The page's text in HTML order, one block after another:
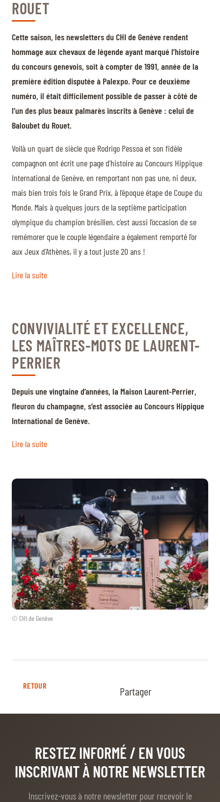
ROUET
Cette saison, les newsletters du CHI de Genève rendent
hommage aux chevaux de légende ayant marqué l’histoire
du concours genevois, soit à compter de 1991, année de la
première édition disputée à Palexpo. Pour ce deuxième
numéro, il était difficilement possible de passer à côté de
l’un des plus beaux palmarès inscrits à Genève : celui de
Baloubet du Rouet.
Voilà un quart de siècle que Rodrigo Pessoa et son fidèle
compagnon ont écrit une page d’histoire au Concours Hippique
International de Genève, en remportant non pas une, ni deux,
mais bien trois fois le Grand Prix, à l’époque étape de Coupe du
Monde. Mais à quelques jours de la septième participation
olympique du champion brésilien, c’est aussi l’occasion de se
remémorer que le couple légendaire a également remporté l’or
aux Jeux d’Athènes, il y a tout juste 20 ans !
Lire la suite
CONVIVIALITÉ ET EXCELLENCE,
LES MAÎTRES-MOTS DE LAURENT-
PERRIER
Depuis une vingtaine d’années, la Maison Laurent-Perrier,
fleuron du champagne, s’est associée au Concours Hippique
International de Genève.
Lire la suite
© CHI de Genève
RETOUR Partager
RESTEZ INFORMÉ / EN VOUS
INSCRIVANT À NOTRE NEWSLETTER
Inscrivez-vous à notre newsletter pour recevoir le